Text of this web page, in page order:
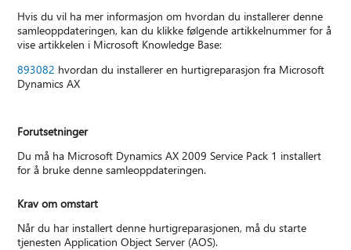
Hvis du vil ha mer informasjon om hvordan du installerer denne
samleoppdateringen, kan du klikke følgende artikkelnummer for å
vise artikkelen i Microsoft Knowledge Base:
893082 hvordan du installerer en hurtigreparasjon fra Microsoft
Dynamics AX
Forutsetninger
Du må ha Microsoft Dynamics AX 2009 Service Pack 1 installert
for å bruke denne samleoppdateringen.
Krav om omstart
Når du har installert denne hurtigreparasjonen, må du starte
tjenesten Application Object Server (AOS).